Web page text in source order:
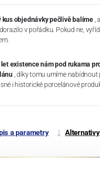
kus objednávky pečlivě balíme ,
v pořádku. Pokud ne,
existence nám pod rukama
, díky tomu umíme
i historické porcelánové
a parametry Alternativy